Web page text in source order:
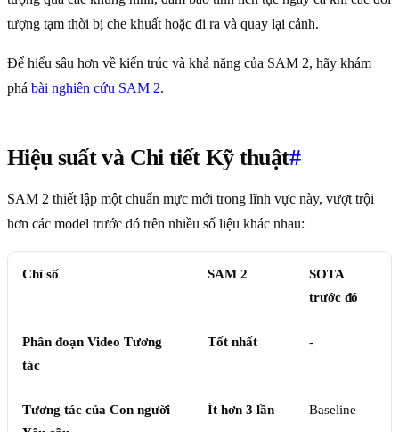
tượng tạm thời bị che khuất hoặc đi ra và quay lại cảnh.
Để hiểu sâu hơn về kiến trúc và khả năng của SAM 2, hãy khám
phá bài nghiên cứu SAM 2.
Hiệu suất và Chi tiết Kỹ thuật#
SAM 2 thiết lập một chuẩn mực mới trong lĩnh vực này, vượt trội
hơn các model trước đó trên nhiều số liệu khác nhau:
Chỉ số SAM 2
SOTA
trước đó
Phân đoạn Video Tương
tác
Tốt nhất -
Tương tác của Con người
Ít hơn 3 lần Baseline